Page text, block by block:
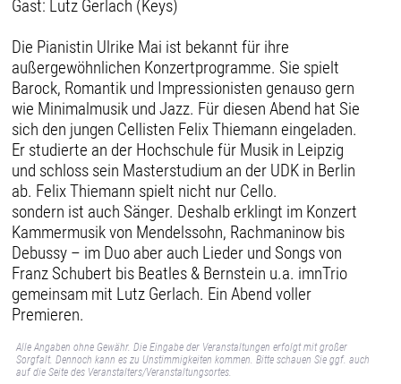
Gast: Lutz Gerlach (Keys)
Die Pianistin Ulrike Mai ist bekannt für ihre
außergewöhnlichen Konzertprogramme. Sie spielt
Barock, Romantik und Impressionisten genauso gern
wie Minimalmusik und Jazz. Für diesen Abend hat Sie
sich den jungen Cellisten Felix Thiemann eingeladen.
Er studierte an der Hochschule für Musik in Leipzig
und schloss sein Masterstudium an der UDK in Berlin
ab. Felix Thiemann spielt nicht nur Cello.
sondern ist auch Sänger. Deshalb erklingt im Konzert
Kammermusik von Mendelssohn, Rachmaninow bis
Debussy – im Duo aber auch Lieder und Songs von
Franz Schubert bis Beatles & Bernstein u.a. imnTrio
gemeinsam mit Lutz Gerlach. Ein Abend voller
Premieren.
Alle Angaben ohne Gewähr. Die Eingabe der Veranstaltungen erfolgt mit großer
Sorgfalt. Dennoch kann es zu Unstimmigkeiten kommen. Bitte schauen Sie ggf. auch
auf die Seite des Veranstalters/Veranstaltungsortes.